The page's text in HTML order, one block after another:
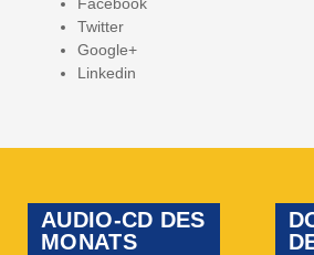
Twitter
Google+
Linkedin
AUDIO-CD DES
MONATS